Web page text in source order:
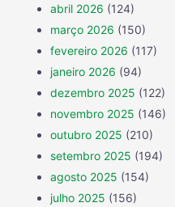
abril 2026 (124)
março 2026 (150)
fevereiro 2026 (117)
janeiro 2026 (94)
dezembro 2025 (122)
novembro 2025 (146)
outubro 2025 (210)
setembro 2025 (194)
agosto 2025 (154)
julho 2025 (156)